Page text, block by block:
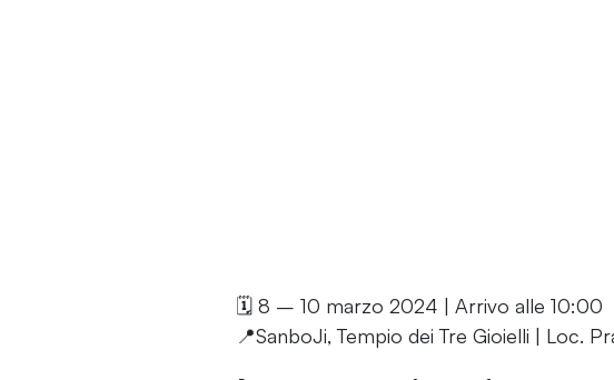
🗓 8 – 10 marzo 2024 | Arrivo alle 10:00
📍SanboJi, Tempio dei Tre Gioielli | Loc.